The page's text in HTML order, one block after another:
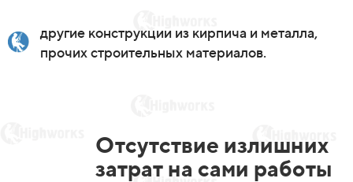
другие конструкции из кирпича и металла,
прочих строительных материалов.
Отсутствие излишних
затрат на сами работы